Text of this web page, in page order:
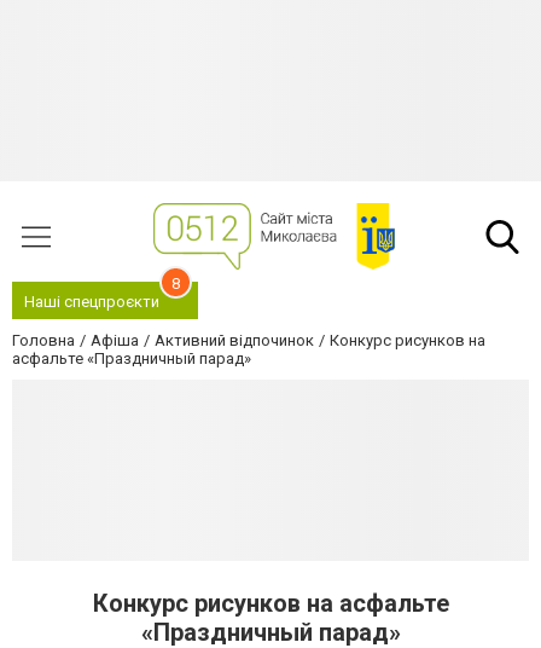
Наші спецпроєкти
8
Головна Афіша Активний відпочинок
Конкурс рисунков на
асфальте «Праздничный парад»
Конкурс рисунков на асфальте
«Праздничный парад»